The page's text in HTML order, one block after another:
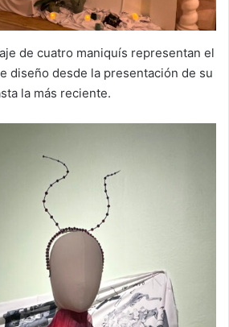
de cuatro maniquís representan el
diseño desde la presentación de su
la más reciente.